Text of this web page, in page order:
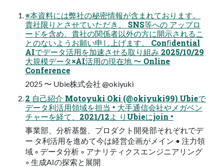
※本資料には弊社の秘密情報が含まれております。
貴社限りとさせていただき、 SNS等への アップロ
ードを含め、貴社の関係者以外の方に開示されるこ
とのないようお願い申し上げます。 Conﬁdential
AIでデータ活用を加速させる取り組み 2025/10/29
大規模データ×AI活用の現在地 〜 Online
Conference
2025 〜 Ubie株式会社 @okiyuki
2 自己紹介 Motoyuki Oki (@okiyuki99) Ubieで
データ利活用領域を担当 • 大手通信会社やメガベン
チャーを経て、2021/12よ りUbieにjoin •
事業部、分析基盤、プロダクト開発部それぞれでデ
ー タ利活用を進めて今は経営企画がメイン • 注力領
域 ◦ データ分析 ◦ アナリティクスエンジニアリング
◦ 生成AIの探索と展開